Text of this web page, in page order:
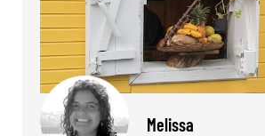
Melissa